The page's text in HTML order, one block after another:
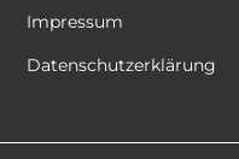
Impressum
Datenschutzerklärung